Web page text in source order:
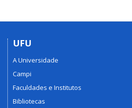
UFU
A Universidade
Campi
Faculdades e Institutos
Bibliotecas